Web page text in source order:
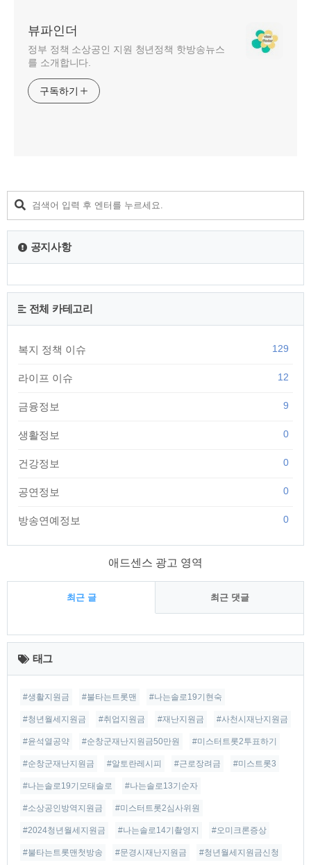
뷰파인더
정부 정책 소상공인 지원 청년정책 핫방송뉴스
를 소개합니다.
구독하기
공지사항
전체 카테고리
복지 정책 이슈 129
라이프 이슈 12
금융정보 9
생활정보 0
건강정보 0
공연정보 0
방송연예정보 0
애드센스 광고 영역
최근 글 최근 댓글
최
근
글
태그
#생활지원금 #불타는트롯맨 #나는솔로19기현숙
#청년월세지원금 #취업지원금 #재난지원금 #사천시재난지원금
#윤석열공약 #순창군재난지원금50만원 #미스터트롯2투표하기
#순창군재난지원금 #알토란레시피 #근로장려금 #미스트롯3
#나는솔로19기모태솔로 #나는솔로13기순자
#소상공인방역지원금 #미스터트롯2심사위원
#2024청년월세지원금 #나는솔로14기촬영지 #오미크론증상
#불타는트롯맨첫방송 #문경시재난지원금 #청년월세지원금신청